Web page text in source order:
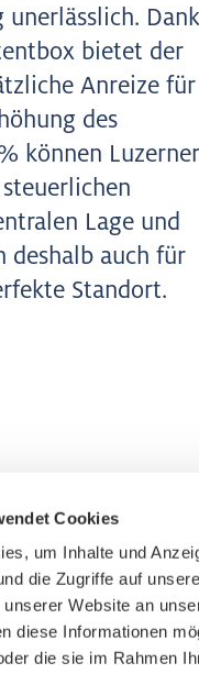
Cookies
um Inhalte und
die Zugriffe auf
Website an
diese Informationen
die sie im Rahmen
Dank
bietet der
Anreize für
des
können Luzerner
Lage und
deshalb auch für
Standort.